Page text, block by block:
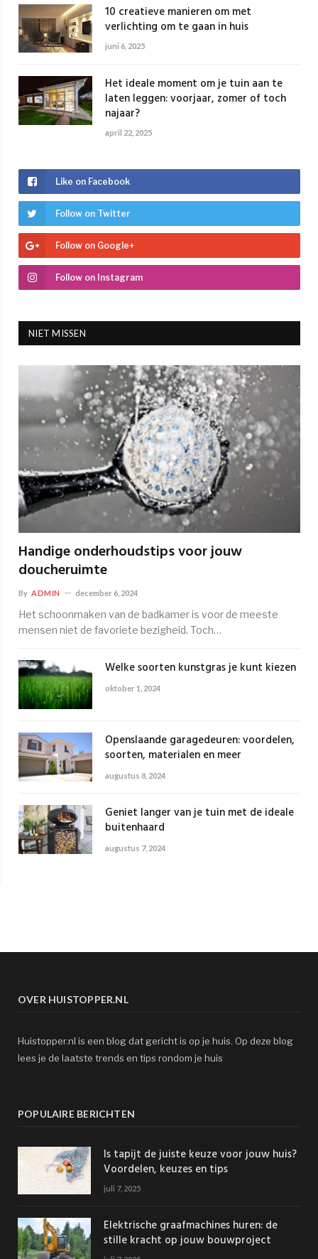
10 creatieve manieren om met
verlichting om te gaan in huis
juni 6, 2025
Het ideale moment om je tuin aan te
laten leggen: voorjaar, zomer of toch
najaar?
april 22, 2025
Like on Facebook
Follow on Twitter
Follow on Google+
Follow on Instagram
NIET MISSEN
Handige onderhoudstips voor jouw
doucheruimte
By ADMIN december 6, 2024
Het schoonmaken van de badkamer is voor de meeste
mensen niet de favoriete bezigheid. Toch…
Welke soorten kunstgras je kunt kiezen
oktober 1, 2024
Openslaande garagedeuren: voordelen,
soorten, materialen en meer
augustus 8, 2024
Geniet langer van je tuin met de ideale
buitenhaard
augustus 7, 2024
OVER HUISTOPPER.NL
Huistopper.nl is een blog dat gericht is op je huis. Op deze blog
lees je de laatste trends en tips rondom je huis
POPULAIRE BERICHTEN
Is tapijt de juiste keuze voor jouw huis?
Voordelen, keuzes en tips
juli 7, 2025
Elektrische graafmachines huren: de
stille kracht op jouw bouwproject